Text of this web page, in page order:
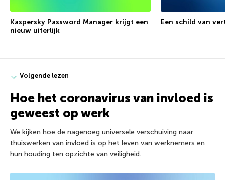
Kaspersky Password Manager krijgt een
nieuw uiterlijk
Een schild van
Volgende lezen
Hoe het coronavirus van invloed is
geweest op werk
We kijken hoe de nagenoeg universele verschuiving naar
thuiswerken van invloed is op het leven van werknemers en
hun houding ten opzichte van veiligheid.